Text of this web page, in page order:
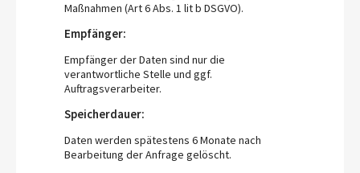
Maßnahmen (Art 6 Abs. 1 lit b DSGVO).
Empfänger:
Empfänger der Daten sind nur die
verantwortliche Stelle und ggf.
Auftragsverarbeiter.
Speicherdauer:
Daten werden spätestens 6 Monate nach
Bearbeitung der Anfrage gelöscht.